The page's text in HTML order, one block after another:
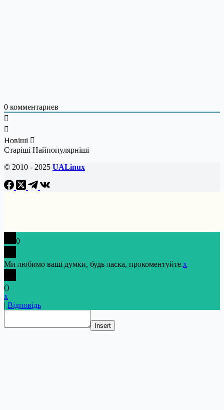
0 комментариев
Новіші
Старіші Найпопулярніші
© 2010 - 2025 UALinux
0
Ми любимо ваші думки, будь ласка, прокоментуйте.x
()
x
| Відповідь
Insert